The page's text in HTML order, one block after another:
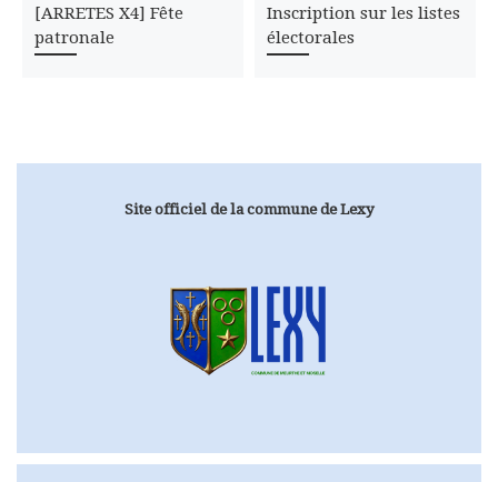
[ARRETES X4] Fête
patronale
Inscription sur les listes
électorales
Site officiel de la commune de Lexy